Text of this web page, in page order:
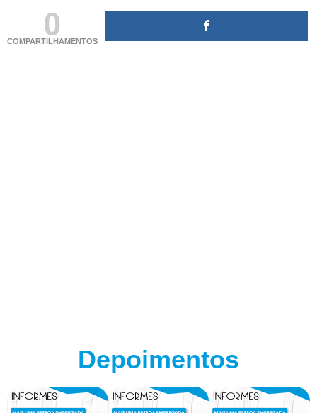
0
COMPARTILHAMENTOS
Depoimentos